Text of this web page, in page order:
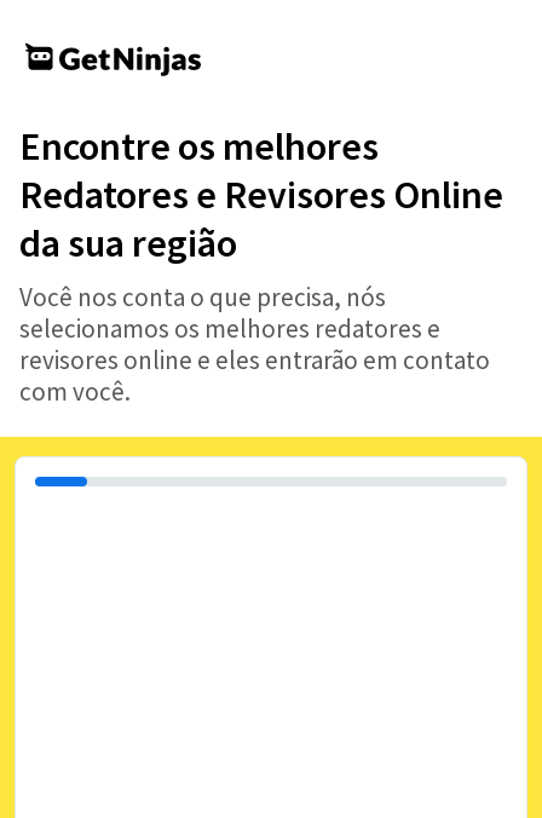
Encontre os melhores
Redatores e Revisores Online
da sua região
Você nos conta o que precisa, nós
selecionamos os melhores redatores e
revisores online e eles entrarão em contato
com você.